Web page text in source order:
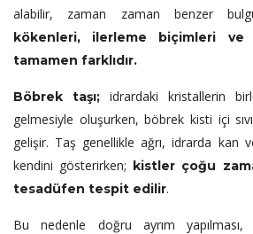
alabilir, zaman zaman benzer
kökenleri, ilerleme biçimleri ve
tamamen farklıdır.
Böbrek taşı; idrardaki kristallerin
gelmesiyle oluşurken, böbrek kisti içi
gelişir. Taş genellikle ağrı, idrarda kan
kendini gösterirken; kistler çoğu
tesadüfen tespit edilir.
Bu nedenle doğru ayrım yapılması,